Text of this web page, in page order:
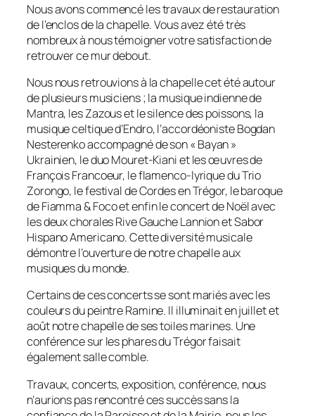
Nous avons commencé les travaux de restauration
de l’enclos de la chapelle. Vous avez été très
nombreux à nous témoigner votre satisfaction de
retrouver ce mur debout.
Nous nous retrouvions à la chapelle cet été autour
de plusieurs musiciens ; la musique indienne de
Mantra, les Zazous et le silence des poissons, la
musique celtique d’Endro, l’accordéoniste Bogdan
Nesterenko accompagné de son « Bayan »
Ukrainien, le duo Mouret-Kiani et les œuvres de
François Francoeur, le flamenco-lyrique du Trio
Zorongo, le festival de Cordes en Trégor, le baroque
de Fiamma & Foco et enfin le concert de Noël avec
les deux chorales Rive Gauche Lannion et Sabor
Hispano Americano. Cette diversité musicale
démontre l’ouverture de notre chapelle aux
musiques du monde.
Certains de ces concerts se sont mariés avec les
couleurs du peintre Ramine. Il illuminait en juillet et
août notre chapelle de ses toiles marines. Une
conférence sur les phares du Trégor faisait
également salle comble.
Travaux, concerts, exposition, conférence, nous
n’aurions pas rencontré ces succès sans la